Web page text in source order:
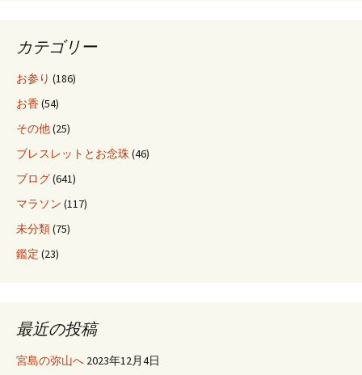
カテゴリー
お参り (186)
お香(54)
その他(25)
ブレスレットとお念珠(46)
ブログ(641)
マラソン (117)
未分類(75)
鑑定 (23)
最近の投稿
宮島の弥山へ 2023年12月4日